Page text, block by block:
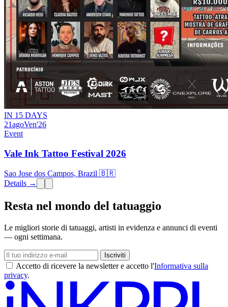
IN 15 DAYS
21agoVen'26
Event
Vale Ink Tattoo Festival 2026
Sao Jose dos Campos, Brazil 🇧🇷
Details →
Resta nel mondo del tatuaggio
Le migliori storie di tatuaggi, artisti in evidenza e annunci di eventi
— ogni settimana.
Iscriviti
Accetto di ricevere la newsletter e accetto l'Informativa sulla
privacy.